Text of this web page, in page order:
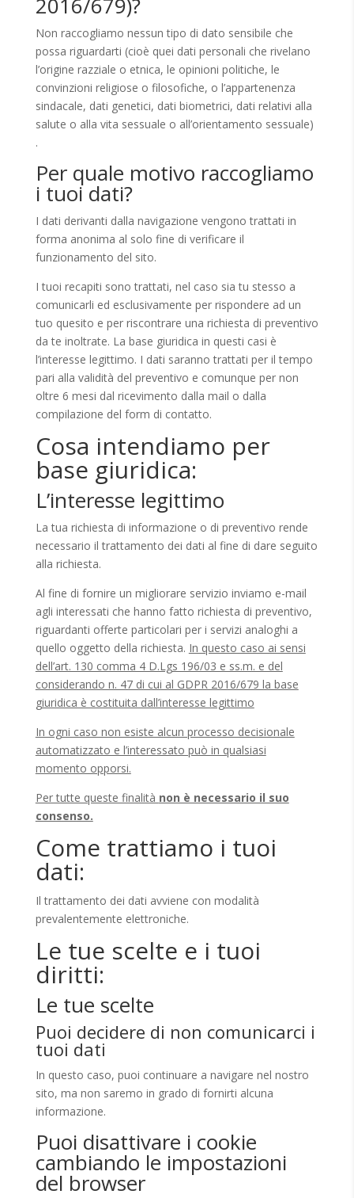
Non raccogliamo nessun tipo di dato sensibile che
possa riguardarti (cioè quei dati personali che rivelano
l’origine razziale o etnica, le opinioni politiche, le
convinzioni religiose o filosofiche, o l’appartenenza
sindacale, dati genetici, dati biometrici, dati relativi alla
salute o alla vita sessuale o all’orientamento sessuale)
.
Per quale motivo raccogliamo
i tuoi dati?
I dati derivanti dalla navigazione vengono trattati in
forma anonima al solo fine di verificare il
funzionamento del sito.
I tuoi recapiti sono trattati, nel caso sia tu stesso a
comunicarli ed esclusivamente per rispondere ad un
tuo quesito e per riscontrare una richiesta di preventivo
da te inoltrate. La base giuridica in questi casi è
l’interesse legittimo. I dati saranno trattati per il tempo
pari alla validità del preventivo e comunque per non
oltre 6 mesi dal ricevimento dalla mail o dalla
compilazione del form di contatto.
Cosa intendiamo per
base giuridica:
L’interesse legittimo
La tua richiesta di informazione o di preventivo rende
necessario il trattamento dei dati al fine di dare seguito
alla richiesta.
Al fine di fornire un migliorare servizio inviamo e-mail
agli interessati che hanno fatto richiesta di preventivo,
riguardanti offerte particolari per i servizi analoghi a
quello oggetto della richiesta. In questo caso ai sensi
dell’art. 130 comma 4 D.Lgs 196/03 e ss.m. e del
considerando n. 47 di cui al GDPR 2016/679 la base
giuridica è costituita dall’interesse legittimo
In ogni caso non esiste alcun processo decisionale
automatizzato e l’interessato può in qualsiasi
momento opporsi.
Per tutte queste finalità non è necessario il suo
consenso.
Come trattiamo i tuoi
dati:
Il trattamento dei dati avviene con modalità
prevalentemente elettroniche.
Le tue scelte e i tuoi
diritti:
Le tue scelte
Puoi decidere di non comunicarci i
tuoi dati
In questo caso, puoi continuare a navigare nel nostro
sito, ma non saremo in grado di fornirti alcuna
informazione.
Puoi disattivare i cookie
cambiando le impostazioni
del browser